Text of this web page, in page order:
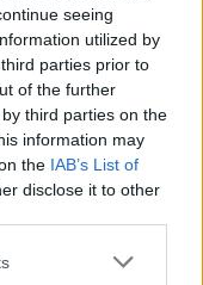
seeing
utilized by
parties prior to
of the further
third parties on the
information may
the IAB’s List of
disclose it to other
Vidéos
: